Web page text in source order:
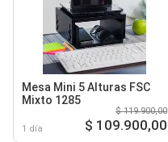
Mesa Mini 5 Alturas FSC
Mixto 1285
1 día
$ 119.900,00
$ 109.900,00